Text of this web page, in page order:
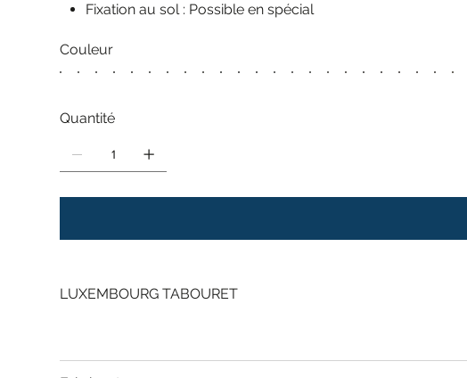
Fixation au sol : Possible en spécial
Couleur
Quantité
LUXEMBOURG TABOURET